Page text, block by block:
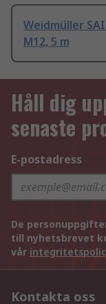
Weidmüller
M12, 5 m
Håll dig
senaste
E-postadress
De
till nyhetsbrevet
vår
Kontakta oss